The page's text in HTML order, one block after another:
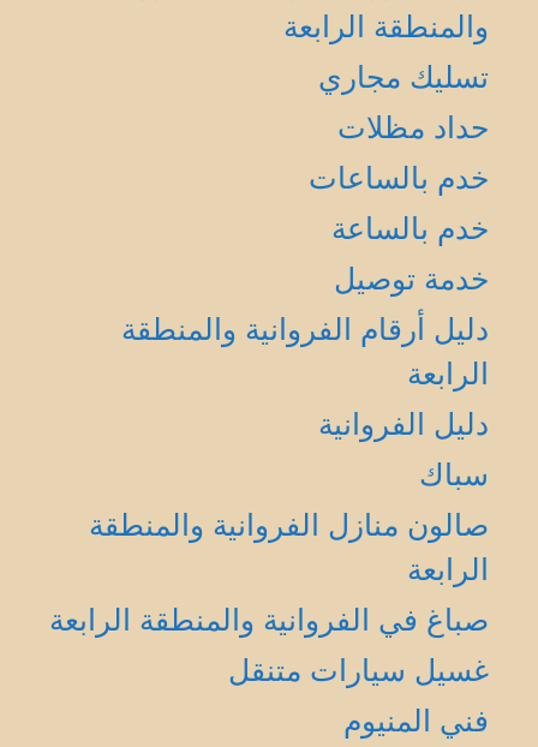
والمنطقة الرابعة
تسليك مجاري
حداد مظلات
خدم بالساعات
خدم بالساعة
خدمة توصيل
دليل أرقام الفروانية والمنطقة
الرابعة
دليل الفروانية
سباك
صالون منازل الفروانية والمنطقة
الرابعة
صباغ في الفروانية والمنطقة الرابعة
غسيل سيارات متنقل
فني المنيوم